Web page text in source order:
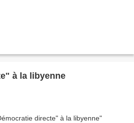
à la libyenne